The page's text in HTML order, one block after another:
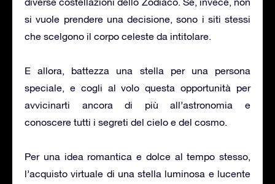
si vuole prendere una decisione, sono i siti stessi
che scelgono il corpo celeste da intitolare.
E allora, battezza una stella per una persona
speciale, e cogli al volo questa opportunità per
avvicinarti ancora di più all’astronomia e
conoscere tutti i segreti del cielo e del cosmo.
Per una idea romantica e dolce al tempo stesso,
l’acquisto virtuale di una stella luminosa e lucente